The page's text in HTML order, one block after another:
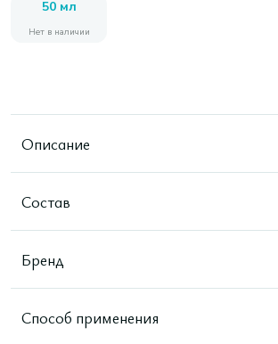
50 мл
Нет в наличии
Описание
Состав
Бренд
Способ применения